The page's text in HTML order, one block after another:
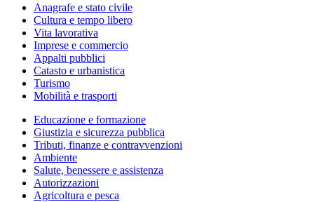
Anagrafe e stato civile
Cultura e tempo libero
Vita lavorativa
Imprese e commercio
Appalti pubblici
Catasto e urbanistica
Turismo
Mobilità e trasporti
Educazione e formazione
Giustizia e sicurezza pubblica
Tributi, finanze e contravvenzioni
Ambiente
Salute, benessere e assistenza
Autorizzazioni
Agricoltura e pesca